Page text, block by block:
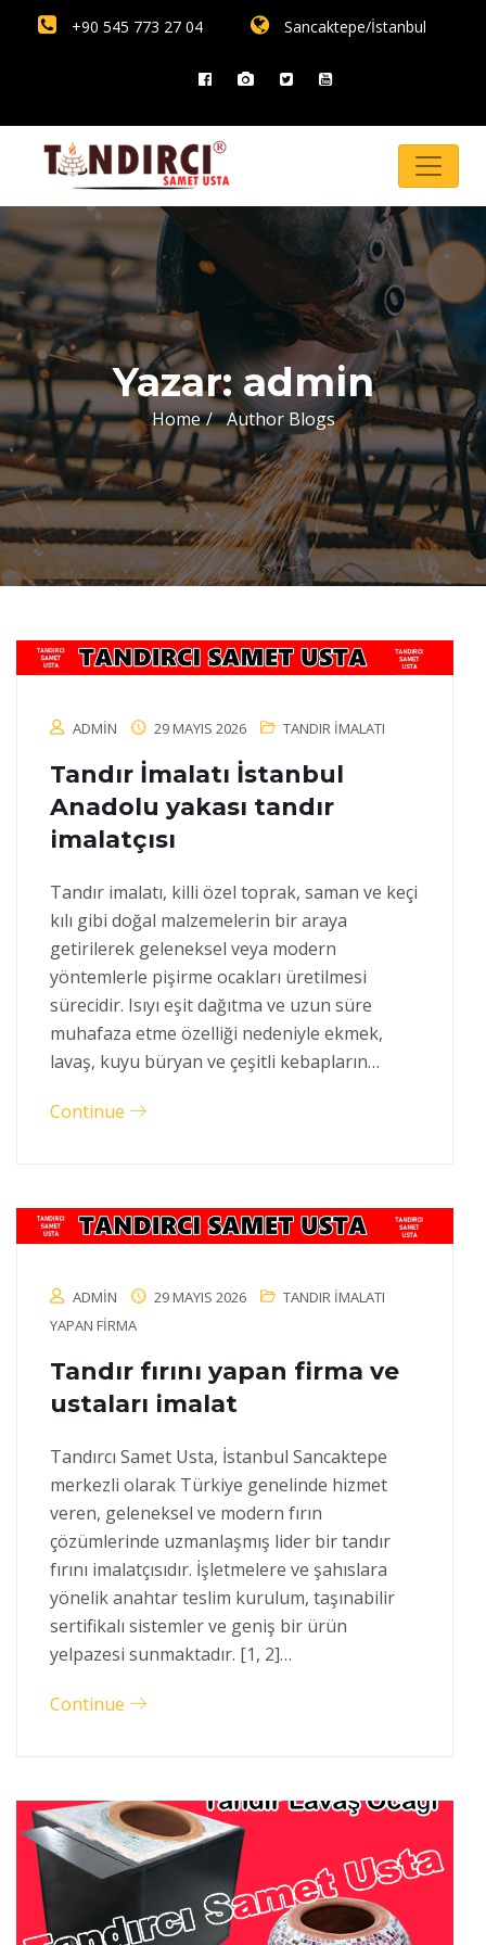
+90 545 773 27 04 Sancaktepe/İstanbul
Yazar:admin
Home Author Blogs
ADMIN 29 MAYIS 2026 TANDIR İMALATI
Tandır İmalatı İstanbul
Anadolu yakası tandır
imalatçısı
Tandır imalatı, killi özel toprak, saman ve keçi
kılı gibi doğal malzemelerin bir araya
getirilerek geleneksel veya modern
yöntemlerle pişirme ocakları üretilmesi
sürecidir. Isıyı eşit dağıtma ve uzun süre
muhafaza etme özelliği nedeniyle ekmek,
lavaş, kuyu büryan ve çeşitli kebapların…
Continue
ADMIN 29 MAYIS 2026
TANDIR IMALATI
YAPAN FIRMA
Tandır fırını yapan firma ve
ustaları imalat
Tandırcı Samet Usta, İstanbul Sancaktepe
merkezli olarak Türkiye genelinde hizmet
veren, geleneksel ve modern fırın
çözümlerinde uzmanlaşmış lider bir tandır
fırını imalatçısıdır. İşletmelere ve şahıslara
yönelik anahtar teslim kurulum, taşınabilir
sertifikalı sistemler ve geniş bir ürün
yelpazesi sunmaktadır. [1, 2]…
Continue